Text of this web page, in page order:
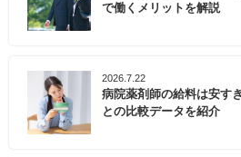
で働くメリットを解説
2026.7.22
病院薬剤師の給料は安す
との比較データを紹介